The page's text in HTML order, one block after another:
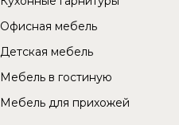
Офисная мебель
Детская мебель
Мебель в гостиную
Мебель для прихожей